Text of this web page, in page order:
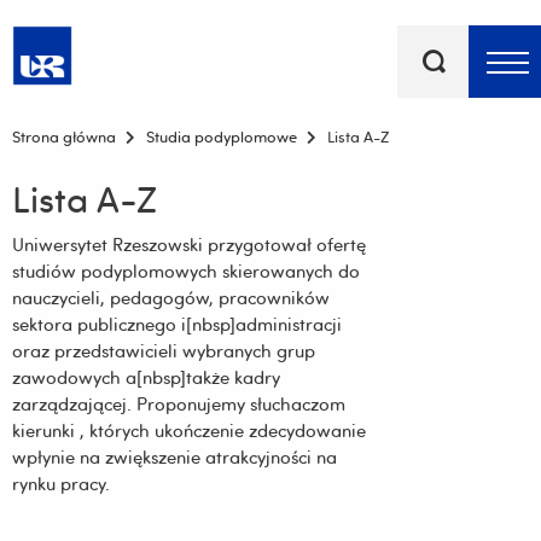
kluczowe
Menu - górna belka
Strona główna Studia podyplomowe Lista A-Z
Lista A-Z
Uniwersytet Rzeszowski przygotował ofertę
studiów podyplomowych skierowanych do
nauczycieli, pedagogów, pracowników
sektora publicznego i[nbsp]administracji
oraz przedstawicieli wybranych grup
zawodowych a[nbsp]także kadry
zarządzającej. Proponujemy słuchaczom
kierunki , których ukończenie zdecydowanie
wpłynie na zwiększenie atrakcyjności na
rynku pracy.